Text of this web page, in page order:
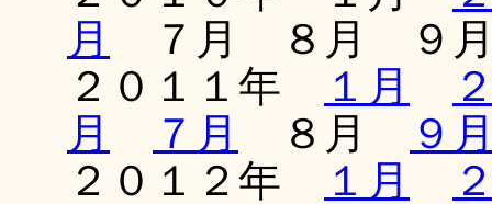
月
７月 ８月 ９
２０１１年
１月
月
７月 ８月
９
２０１２年
１月